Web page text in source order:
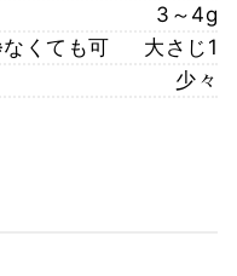
3～4g
くても可
大さじ1
少々